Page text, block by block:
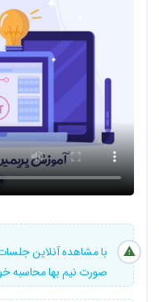
پس با من همراه باش.
پیش نیاز: پیش نیاز خاصی
با مشاهده آنلاین
صورت نیم بها محاسبه